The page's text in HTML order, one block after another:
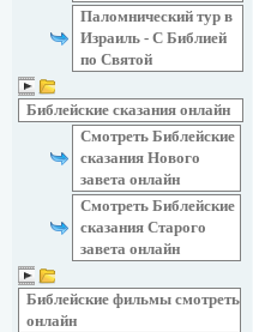
Паломнический тур в
Израиль - С Библией
по Святой
Библейские сказания онлайн
Смотреть Библейские
сказания Нового
завета онлайн
Смотреть Библейские
сказания Старого
завета онлайн
Библейские фильмы смотреть
онлайн